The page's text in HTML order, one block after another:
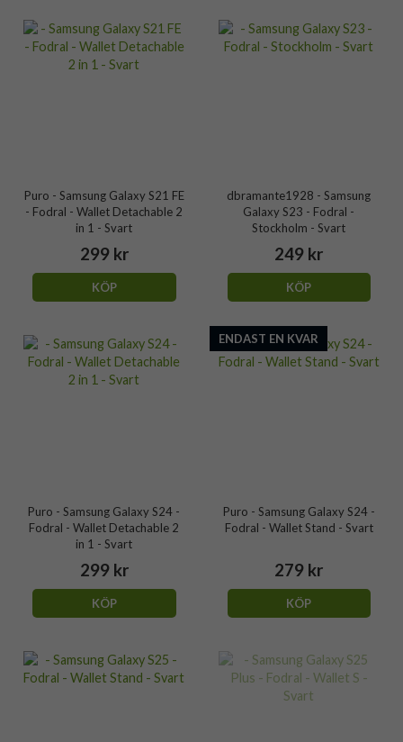
Puro - Samsung Galaxy S21 FE
- Fodral - Wallet Detachable 2
in 1 - Svart
299 kr
KÖP
dbramante1928 - Samsung
Galaxy S23 - Fodral -
Stockholm - Svart
249 kr
KÖP
Puro - Samsung Galaxy S24 -
Fodral - Wallet Detachable 2
in 1 - Svart
299 kr
KÖP
ENDAST EN KVAR
Puro - Samsung Galaxy S24 -
Fodral - Wallet Stand - Svart
279 kr
KÖP